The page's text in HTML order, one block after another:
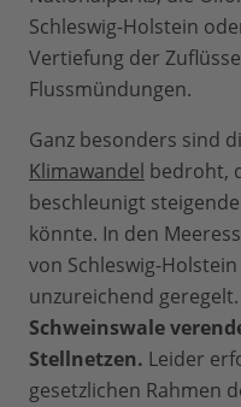
Schleswig-Holstein
Vertiefung der
Flussmündungen.
Ganz besonders sind
Klimawandel bedroht,
beschleunigt
könnte. In den
von Schleswig-
unzureichend geregelt.
Schweinswale
Stellnetzen. Leider
gesetzlichen Rahmen